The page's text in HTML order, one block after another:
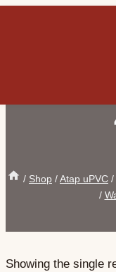
/ Shop /Atap uPVC /
/
Showing the single